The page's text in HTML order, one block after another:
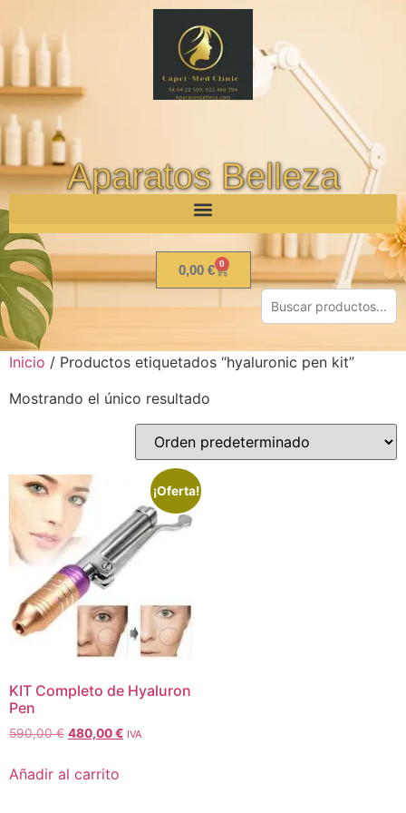
Aparatos Belleza
0,00 € 0
Inicio / Productos etiquetados “hyaluronic pen kit”
Mostrando el único resultado
¡Oferta!
KIT Completo de Hyaluron
Pen
590,00€ 480,00€ IVA
Añadir al carrito